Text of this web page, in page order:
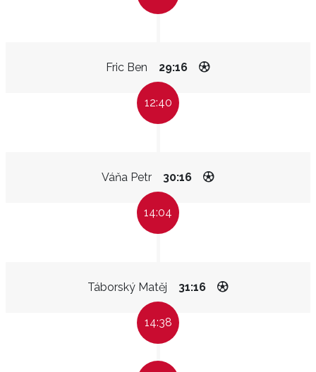
Fric Ben 29:16
12:40
Váňa Petr 30:16
14:04
Táborský Matěj 31:16
14:38